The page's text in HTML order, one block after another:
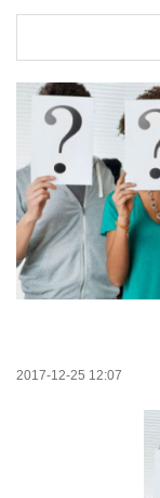
2017-12-25 12:07